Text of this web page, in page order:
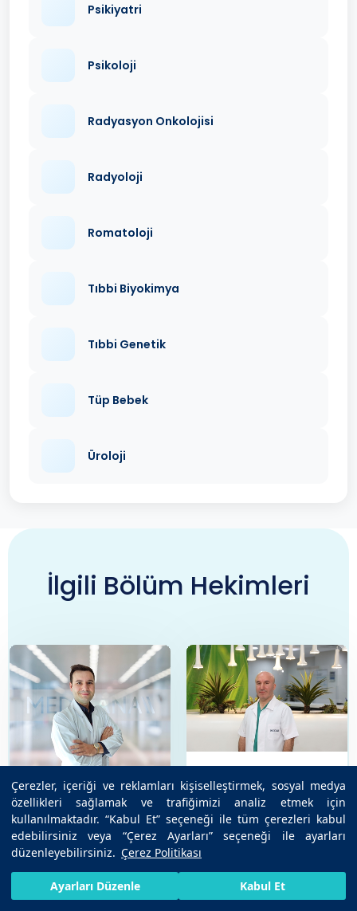
Çerezler, içeriği ve reklamları kişiselleştirmek, sosyal medya
özellikleri sağlamak ve trafiğimizi analiz etmek için
kullanılmaktadır. “Kabul Et” seçeneği ile tüm çerezleri kabul
edebilirsiniz veya “Çerez Ayarları” seçeneği ile ayarları
düzenleyebilirsiniz. Çerez Politikası
Ayarları Düzenle Kabul Et
Psikiyatri
Psikoloji
Radyasyon Onkolojisi
Radyoloji
Romatoloji
Tıbbi Biyokimya
Tıbbi Genetik
Tüp Bebek
Üroloji
İlgili Bölüm Hekimleri
Doç. Dr. Ahmet
Cihangir Emral
Genel Cerrahi
Genel Cerrahi
HIZLI RANDEVU AL BIZE ULAŞIN